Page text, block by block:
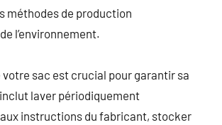
méthodes de production
l’environnement.
votre sac est crucial pour garantir sa
laver périodiquement
instructions du fabricant, stocker